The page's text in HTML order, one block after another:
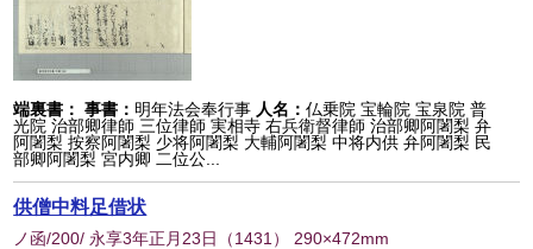
端裏書： 事書： 明年法会奉行事 人名：仏乗院 宝輪院 宝泉院 普
光院 治部卿律師 三位律師 実相寺 右兵衛督律師 治部卿阿闍梨 弁
阿闍梨 按察阿闍梨 少将阿闍梨 大輔阿闍梨 中将内供 弁阿闍梨 民
部卿阿闍梨 宮内卿 二位公...
供僧中料足借状
ノ函/200/ 永享3年正月23日 （1431 ） 290×472mm